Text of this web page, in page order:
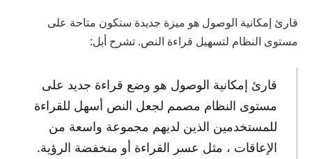
قارئ إمكانية الوصول هو ميزة جديدة ستكون متاحة على
مستوى النظام لتسهيل قراءة النص. تشرح أبل:
قارئ إمكانية الوصول هو وضع قراءة جديد على
مستوى النظام مصمم لجعل النص أسهل للقراءة
للمستخدمين الذين لديهم مجموعة واسعة من
الإعاقات ، مثل عسر القراءة أو منخفضة الرؤية.